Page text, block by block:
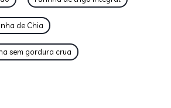
de Chia
sem gordura crua